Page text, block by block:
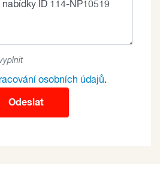
osobních údajů.
Odeslat